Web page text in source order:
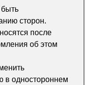
сторон.
после
об этом
в одностороннем